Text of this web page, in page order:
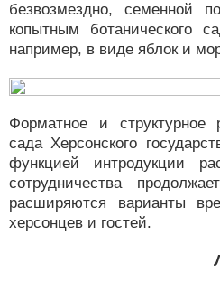
безвозмездно, семенной
копытным ботанического
например, в виде яблок и
Форматное и структурное
сада Херсонского
функцией интродукции
сотрудничества
расширяются варианты
херсонцев и гостей.